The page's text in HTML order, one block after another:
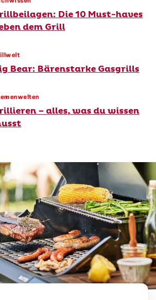
Die 10 Must-haves
dem Grill
Bear: Bärenstarke Gasgrills
– alles, was du wissen